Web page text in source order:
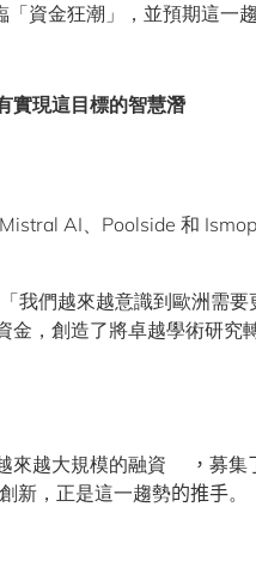
資金狂潮」，並預期這一
實現這目標的智慧潛
AI、Poolside 和
我們越來越意識到歐洲需要
金，創造了將卓越學術研究
來越大規模的融資 ， 募集
新，正是這一趨勢的推手。